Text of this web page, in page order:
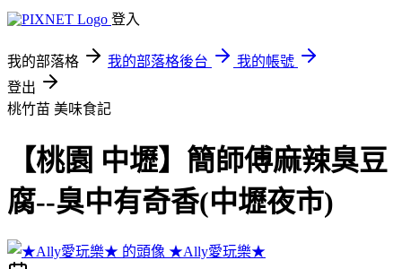
登入
我的部落格 我的部落格後台
我的帳號
登出
桃竹苗 美味食記
【桃園 中壢】簡師傅麻辣臭豆
腐--臭中有奇香(中壢夜市)
★Ally愛玩樂★